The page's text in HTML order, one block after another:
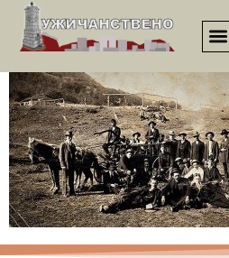
00070